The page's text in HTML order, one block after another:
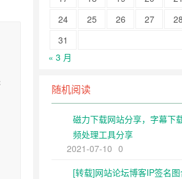
24
25 26 27 28
31
« 3 月
随机阅读
磁力下载网站分享，字幕下
频处理工具分享
2021-07-10 0
[转载]网站论坛博客IP签名